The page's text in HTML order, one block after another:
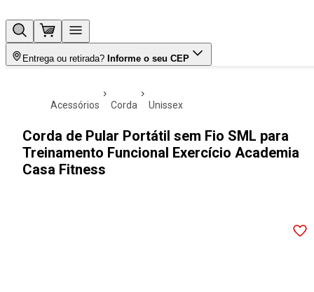
Entrega ou retirada? Informe o seu CEP
acessórios corda unissex
Corda de Pular Portátil sem Fio SML para
Treinamento Funcional Exercício Academia
Casa Fitness